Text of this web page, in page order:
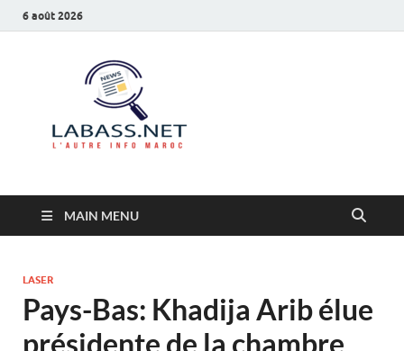
6 août 2026
MAIN MENU
LASER
Pays-Bas: Khadija Arib élue
présidente de la chambre